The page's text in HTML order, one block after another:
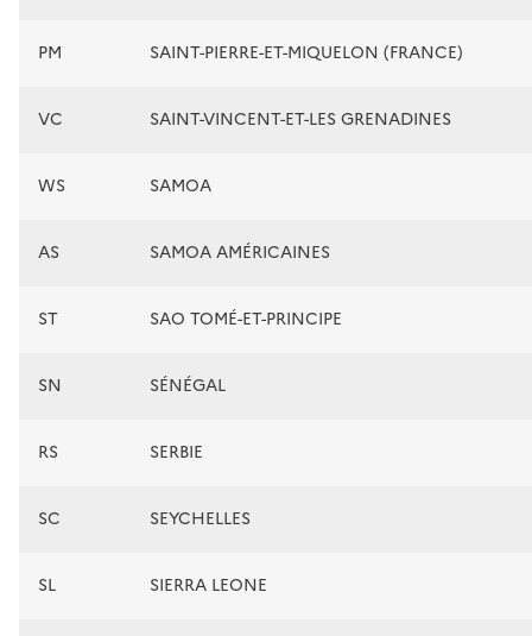
PM SAINT-PIERRE-ET-MIQUELON (FRANCE)
VC SAINT-VINCENT-ET-LES GRENADINES
WS SAMOA
AS SAMOA AMÉRICAINES
ST SAO TOMÉ-ET-PRINCIPE
SN SÉNÉGAL
RS SERBIE
SC SEYCHELLES
SL SIERRA LEONE